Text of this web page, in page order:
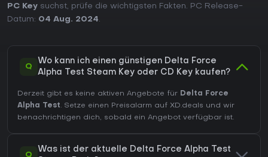
PC Key suchst, prüfe die wichtigsten Fakten. PC Release-
Datum: 04 Aug. 2024.
Q
Wo kann ich einen günstigen Delta Force
Alpha Test Steam Key oder CD Key kaufen?
Derzeit gibt es keine aktiven Angebote für Delta Force
Alpha Test. Setze einen Preisalarm auf XD.deals und wir
benachrichtigen dich, sobald ein Angebot verfügbar ist.
Q
Was ist der aktuelle Delta Force Alpha Test